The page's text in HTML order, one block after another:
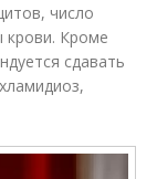
число
крови. Кроме
сдавать